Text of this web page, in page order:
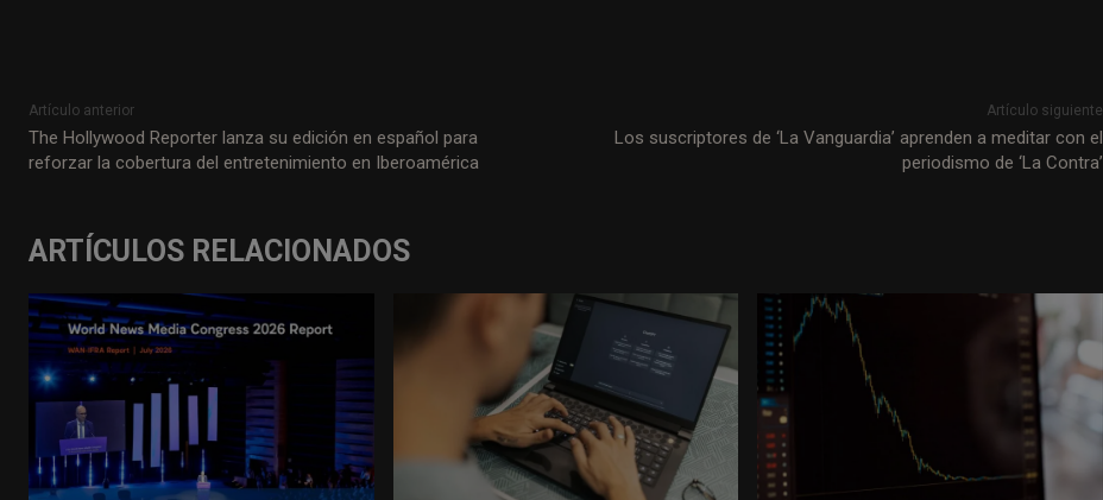
Artículo anterior
The Hollywood Reporter lanza su edición en español para
reforzar la cobertura del entretenimiento en Iberoamérica
Artículo siguiente
Los suscriptores de ‘La Vanguardia’ aprenden a meditar con el
periodismo de ‘La Contra’
ARTÍCULOS RELACIONADOS